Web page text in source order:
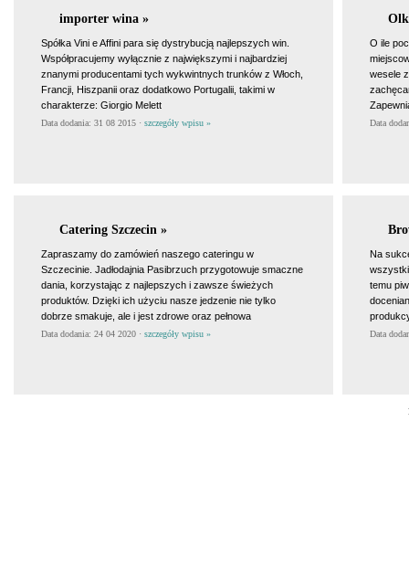
importer wina »
Spółka Vini e Affini para się dystrybucją najlepszych win.
Współpracujemy wyłącznie z największymi i najbardziej
znanymi producentami tych wykwintnych trunków z Włoch,
Francji, Hiszpanii oraz dodatkowo Portugalii, takimi w
charakterze: Giorgio Melett
Data dodania: 31 08 2015 · szczegóły wpisu »
O ile
wesele
Data
Catering Szczecin »
Zapraszamy do zamówień naszego cateringu w
Szczecinie. Jadłodajnia Pasibrzuch przygotowuje smaczne
dania, korzystając z najlepszych i zawsze świeżych
produktów. Dzięki ich użyciu nasze jedzenie nie tylko
dobrze smakuje, ale i jest zdrowe oraz pełnowa
Data dodania: 24 04 2020 · szczegóły wpisu »
Na
temu
Data